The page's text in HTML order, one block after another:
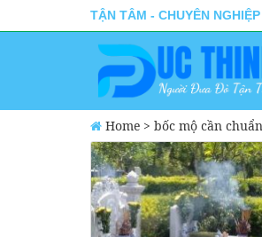
TẬN TÂM - CHUYÊN
Home > bốc mộ cần